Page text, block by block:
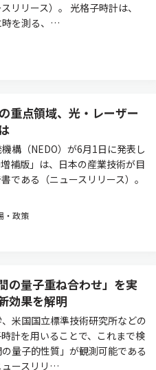
リリース）。 光格子時計は、
時を測る、…
重点領域、光・レーザー
構（NEDO）が6月1日に発表し
補版」は、日本の産業技術が目
である（ニュースリリース）。
・政策
の量子重ね合わせ」を実
効果を解明
米国国立標準技術研究所などの
計を用いることで、これまで検
量子的性質」が観測可能である
ュースリリ…